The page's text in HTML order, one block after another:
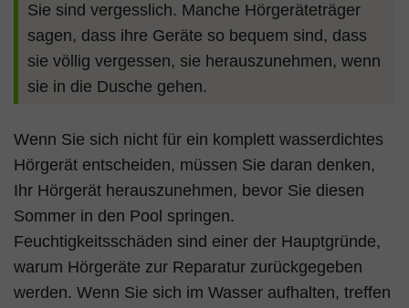
Sie sind vergesslich. Manche Hörgeräteträger
sagen, dass ihre Geräte so bequem sind, dass
sie völlig vergessen, sie herauszunehmen, wenn
sie in die Dusche gehen.
Wenn Sie sich nicht für ein komplett wasserdichtes
Hörgerät entscheiden, müssen Sie daran denken,
Ihr Hörgerät herauszunehmen, bevor Sie diesen
Sommer in den Pool springen.
Feuchtigkeitsschäden sind einer der Hauptgründe,
warum Hörgeräte zur Reparatur zurückgegeben
werden. Wenn Sie sich im Wasser aufhalten, treffen